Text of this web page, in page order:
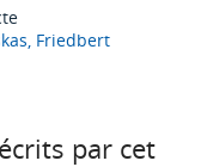
Friedbert
par cet